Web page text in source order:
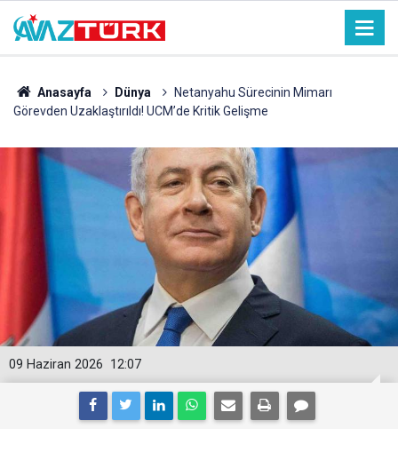
Anasayfa Dünya
Netanyahu Sürecinin Mimarı
Görevden Uzaklaştırıldı! UCM’de Kritik Gelişme
12:07
09 Haziran 2026